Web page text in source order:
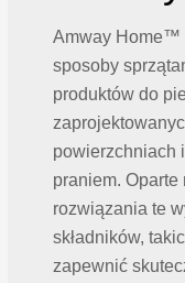
Amway Home™
sposoby
produktów do
powierzchniach
praniem.
rozwiązania te
składników,
zapewnić